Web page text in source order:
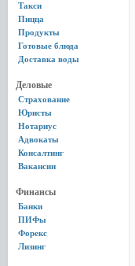
Такси
Пицца
Продукты
Готовые блюда
Доставка воды
Деловые
Страхование
Юристы
Нотариус
Адвокаты
Консалтинг
Вакансии
Финансы
Банки
ПИФы
Форекс
Лизинг